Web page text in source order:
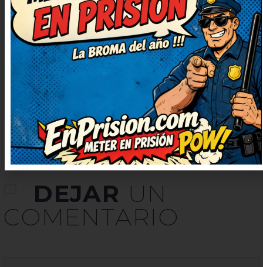
ingenioso y bien escrito,
¡enhorabuena! Deberían hacer
una serie solo con chistes como
este. Lo guardo para contarlo en la
próxima reunión, verás qué risas.
DEJAR UN
COMENTARIO